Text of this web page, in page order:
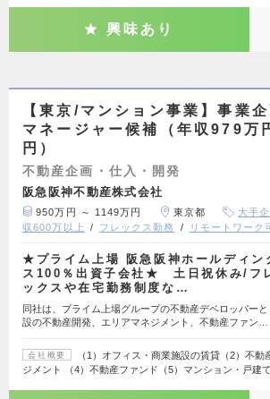
興味あり
【東京/マンション事業】事業
マネージャー候補（年収979万
円）
不動産企画・仕入・開発
阪急阪神不動産株式会社
950万円 ～ 1149万円 東京都 大手
収600万以上
フレックス勤務 リモートワーク
★プライム上場 阪急阪神ホールディン
ス100％出資子会社★ 土日祝休み/フ
ックスや在宅勤務制度な…
同社は、プライム上場グループの不動産デベロッパー
設の不動産開発、エリアマネジメント、不動産ファン…
会社概要
（1）オフィス・商業施設の賃貸（2）不動
ジメント （4）不動産ファンド（5）マンション・戸建